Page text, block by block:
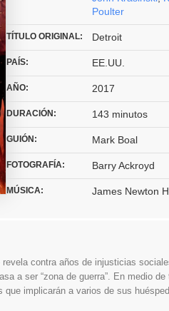
Poulter
TÍTULO ORIGINAL: Detroit
PAÍS: EE.UU.
AÑO: 2017
DURACIÓN: 143 minutos
GUIÓN: Mark Boal
FOTOGRAFÍA: Barry Ackroyd
MÚSICA: James Newton
contra años de injusticias
a ser “zona de guerra”. En medio
que implicarán a varios de sus